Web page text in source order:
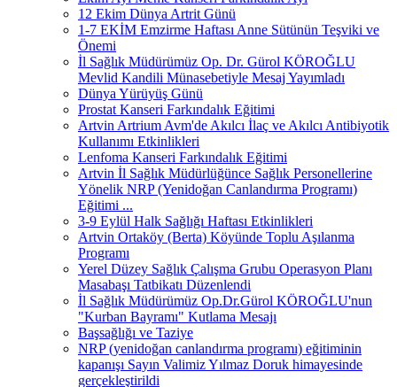
12 Ekim Dünya Artrit Günü
1-7 EKİM Emzirme Haftası Anne Sütünün Teşviki ve
Önemi
İl Sağlık Müdürümüz Op. Dr. Gürol KÖROĞLU
Mevlid Kandili Münasebetiyle Mesaj Yayımladı
Dünya Yürüyüş Günü
Prostat Kanseri Farkındalık Eğitimi
Artvin Artrium Avm'de Akılcı İlaç ve Akılcı Antibiyotik
Kullanımı Etkinlikleri
Lenfoma Kanseri Farkındalık Eğitimi
Artvin İl Sağlık Müdürlüğünce Sağlık Personellerine
Yönelik NRP (Yenidoğan Canlandırma Programı)
Eğitimi ...
3-9 Eylül Halk Sağlığı Haftası Etkinlikleri
Artvin Ortaköy (Berta) Köyünde Toplu Aşılanma
Programı
Yerel Düzey Sağlık Çalışma Grubu Operasyon Planı
Masabaşı Tatbikatı Düzenlendi
İl Sağlık Müdürümüz Op.Dr.Gürol KÖROĞLU'nun
"Kurban Bayramı" Kutlama Mesajı
Başsağlığı ve Taziye
NRP (yenidoğan canlandırma programı) eğitiminin
kapanışı Sayın Valimiz Yılmaz Doruk himayesinde
gerçekleştirildi